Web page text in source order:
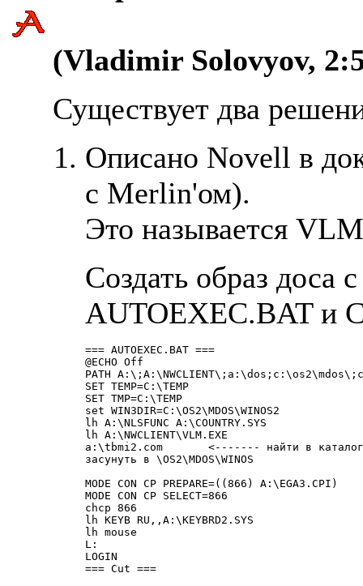
(Vladimir Solovyov,
Существует два
Описано Novell в
с Merlin'ом).
Это называется
Создать образ доса
AUTOEXEC.BAT и
=== AUTOEXEC.BAT ===
@ECHO Off
PATH
SET TEMP=C:\TEMP
SET TMP=C:\TEMP
set WIN3DIR=C:\OS2\MDOS\WINOS2
lh A:\NLSFUNC A:\COUNTRY.SYS
lh A:\NWCLIENT\VLM.EXE
a:\tbmi2.com       <------- найти в
засунуть в \OS2\MDOS\WINOS
MODE CON CP PREPARE=((866) A:\EGA3.CPI)
MODE CON CP SELECT=866
chcp 866
lh KEYB RU,,A:\KEYBRD2.SYS
lh mouse
L:
LOGIN
=== Cut ===